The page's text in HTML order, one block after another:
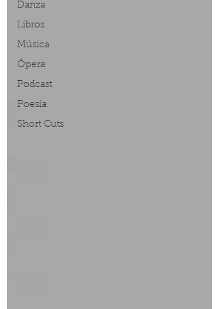
Danza
Libros
Música
Ópera
Podcast
Poesía
Short Cuts